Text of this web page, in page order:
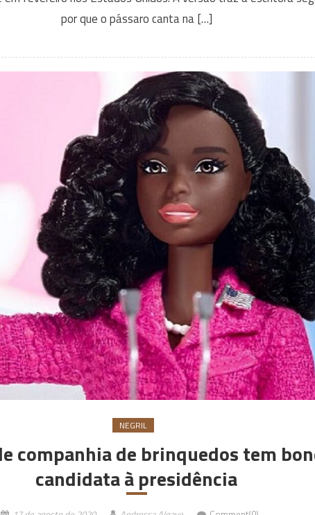
por que o pássaro canta na […]
NEGRIL
companhia de brinquedos tem
candidata à presidência